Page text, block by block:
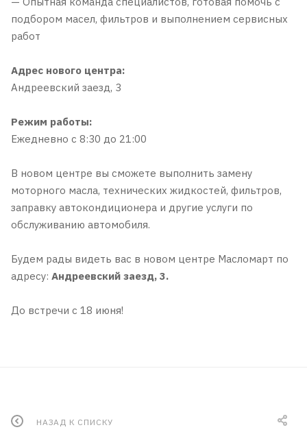
подбором масел, фильтров и выполнением сервисных
работ
Адрес нового центра:
Андреевский заезд, 3
Режим работы:
Ежедневно с 8:30 до 21:00
В новом центре вы сможете выполнить замену
моторного масла, технических жидкостей, фильтров,
заправку автокондиционера и другие услуги по
обслуживанию автомобиля.
Будем рады видеть вас в новом центре Масломарт по
адресу: Андреевский заезд, 3.
До встречи с 18 июня!
НАЗАД К СПИСКУ